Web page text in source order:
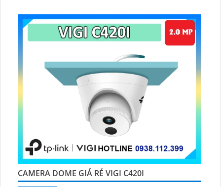
đảm bảo an ninh tốt...
CAMERA DOME GIÁ RẺ VIGI C420I